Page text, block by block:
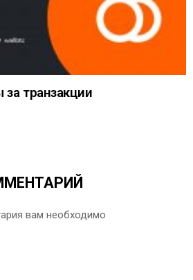
транзакции
вам необходимо